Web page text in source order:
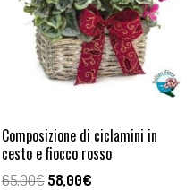
Composizione di ciclamini in
cesto e fiocco rosso
65,00€ Il58,00€Il